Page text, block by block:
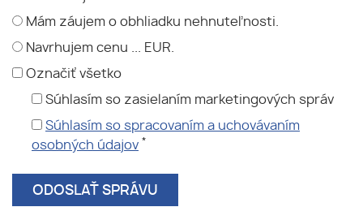
Mám záujem o obhliadku nehnuteľnosti.
Navrhujem cenu ... EUR.
Označiť všetko
Súhlasím so zasielaním marketingových správ
Súhlasím so spracovaním a uchovávaním
osobných údajov *